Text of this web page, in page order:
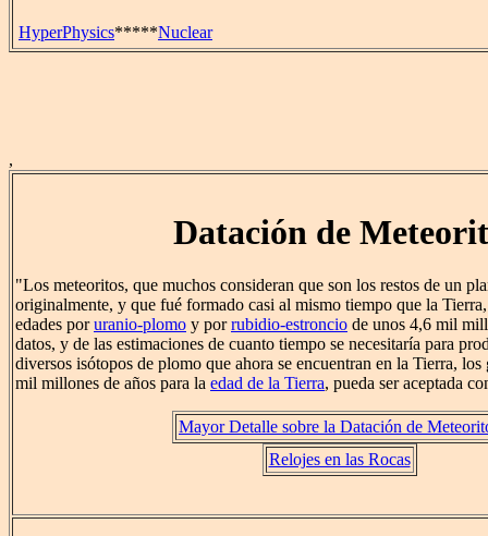
HyperPhysics*****Nuclear
,
Datación de
"Los meteoritos, que muchos consideran que son los restos de un
originalmente, y que fué formado casi al mismo tiempo que la
edades poruranio-plomo y porrubidio-estroncio de unos 4,6 mil
datos, y de las estimaciones de cuanto tiempo se necesitaría para
diversos isótopos de plomo que ahora se encuentran en la Tierra,
mil millones de años para la edad de la Tierra, pueda ser aceptada
Mayor Detalle sobre la Datación de
Relojes en las Rocas